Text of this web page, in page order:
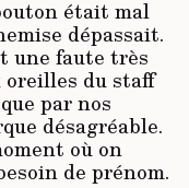
était mal
dépassait.
une faute très
du staff
par nos
désagréable.
où on
de prénom.